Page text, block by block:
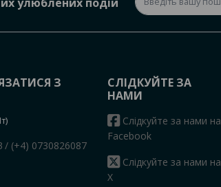
З
/ (+4) 0730826087
СЛІДКУЙТЕ ЗА
НАМИ
Слідкуйте за нами на
Facebook
Слідкуйте за нами на
X